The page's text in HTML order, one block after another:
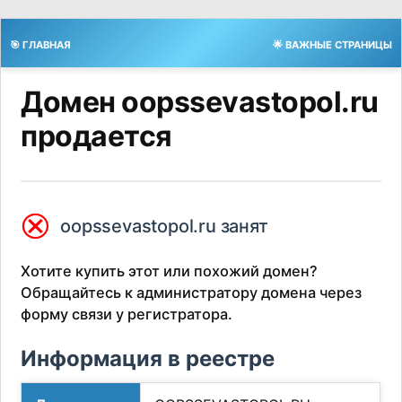
🎯 ГЛАВНАЯ 🌟 ВАЖНЫЕ СТРАНИЦЫ
Домен oopssevastopol.ru
продается
⮿ oopssevastopol.ru занят
Хотите купить этот или похожий домен?
Обращайтесь к администратору домена через
форму связи у регистратора.
Информация в реестре